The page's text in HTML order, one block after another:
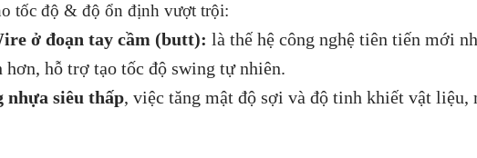
tốc độ & độ ổn định vượt trội:
ở đoạn tay cầm (butt): là thế hệ công nghệ tiên tiến mới
hơn, hỗ trợ tạo tốc độ swing tự nhiên.
nhựa siêu thấp, việc tăng mật độ sợi và độ tinh khiết vật